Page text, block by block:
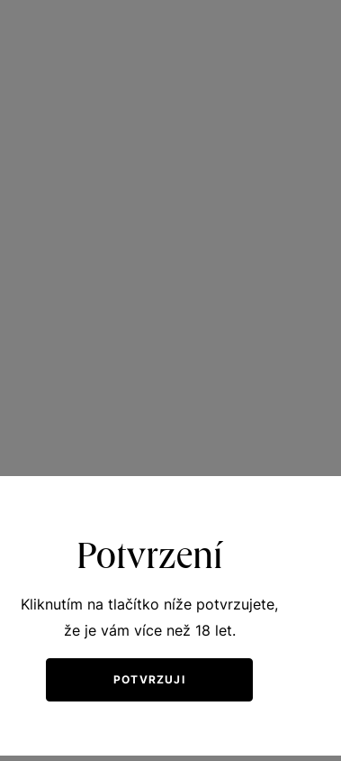
Potvrzení
Kliknutím na tlačítko níže potvrzujete,
že je vám více než 18 let.
POTVRZUJI